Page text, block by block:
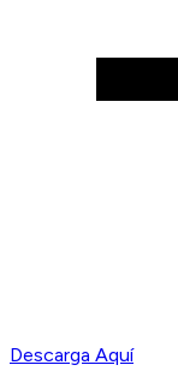
Descarga Aquí